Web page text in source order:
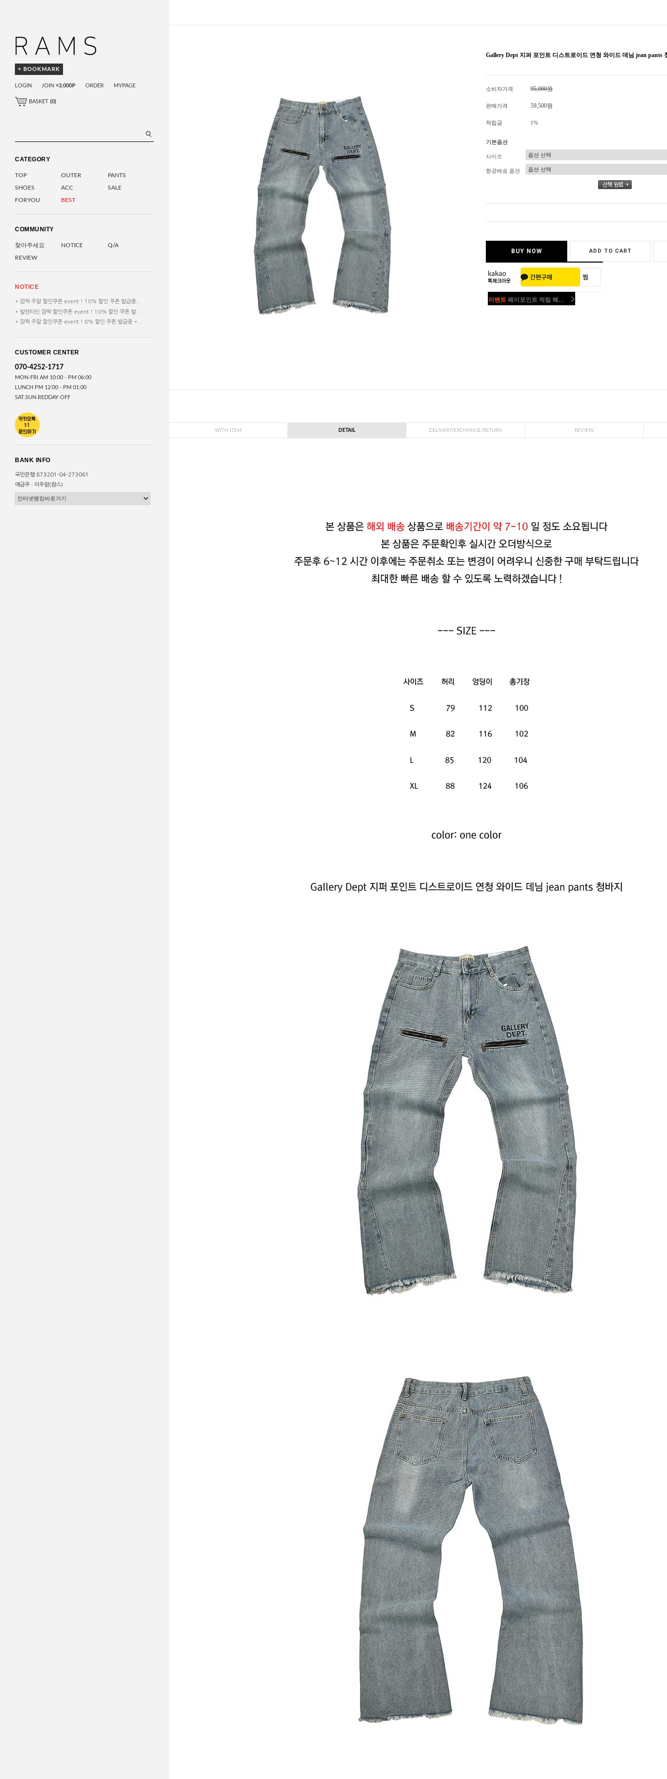
+ BOOKMARK
LOGIN JOIN +3,000P ORDER MYPAGE
BASKET (0)
CATEGORY
TOP OUTER PANTS
SHOES ACC SALE
FORYOU BEST
COMMUNITY
찾아주세요 NOTICE Q/A
REVIEW
NOTICE
* 깜짝 주말 할인쿠폰 event ! 10% 할인 쿠폰 발급중...
* 발렌타인 깜짝 할인쿠폰 event ! 10% 할인 쿠폰 발...
* 깜짝 주말 할인쿠폰 event ! 8% 할인 쿠폰 발급중 *...
CUSTOMER CENTER
070-4252-1717
MON-FRI AM 10:00 - PM 06:00
LUNCH PM 12:00 - PM 01:00
SAT.SUN.REDDAY OFF
BANK INFO
국민은행 873201-04-273061
예금주 : 이우람(람스)
Gallery Dept 지퍼 포인트 디스트로이드 연청 와이드 데님 jean pants
소비자가격 95,000원
판매가격 59,500원
적립금 1%
기본옵션
사이즈
항공배송 옵션
BUY NOW ADD TO CART
이벤트 페이포인트 적립 혜택 2배 UP!
WITH ITEM DETAIL DELIVERY/EXCHANGE/RETURN REVIEW